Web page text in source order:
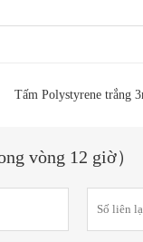
Tấm Polystyrene trắng
vòng 12 giờ）